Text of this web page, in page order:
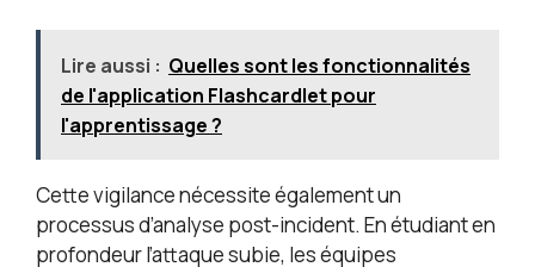
Lire aussi : Quelles sont les fonctionnalités
de l'application Flashcardlet pour
l'apprentissage ?
Cette vigilance nécessite également un
processus d’analyse post-incident. En étudiant en
profondeur l’attaque subie, les équipes